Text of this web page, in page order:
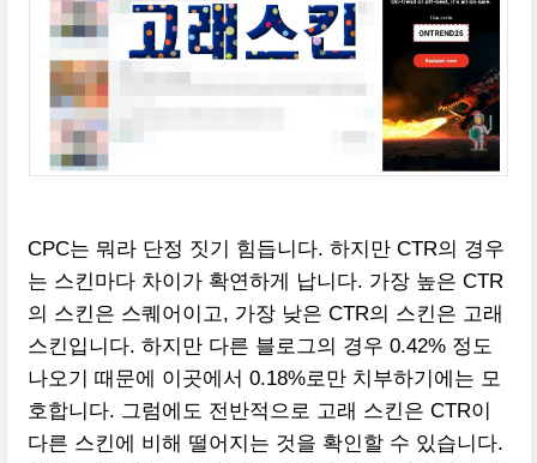
CPC는 뭐라 단정 짓기 힘듭니다. 하지만 CTR의 경우
는 스킨마다 차이가 확연하게 납니다. 가장 높은 CTR
의 스킨은 스퀘어이고, 가장 낮은 CTR의 스킨은 고래
스킨입니다. 하지만 다른 블로그의 경우 0.42% 정도
나오기 때문에 이곳에서 0.18%로만 치부하기에는 모
호합니다. 그럼에도 전반적으로 고래 스킨은 CTR이
다른 스킨에 비해 떨어지는 것을 확인할 수 있습니다.